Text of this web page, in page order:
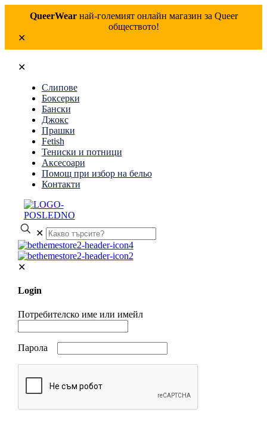
QueerWearнай-големият онлайн магазин за Queer
обществото!
✕
✕
Слипове
Боксерки
Бански
Джокс
Прашки
Fetish
Тениски и потници
Аксесоари
Помощ при избор на бельо
Контакти
✕
✕
Login
Потребителско име или имейл
Парола